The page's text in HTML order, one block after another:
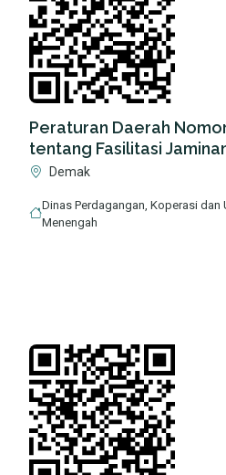
Peraturan Daerah
tentang Fasilitasi
Demak
Dinas Perdagangan, Koperasi dan
Menengah